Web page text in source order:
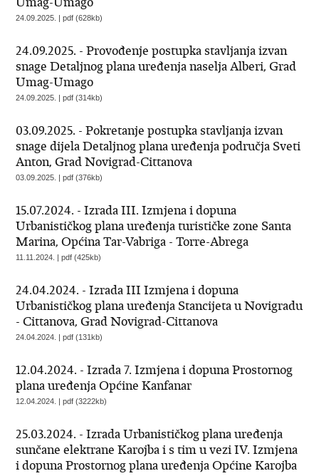
24.09.2025. | pdf (628kb)
24.09.2025. - Provođenje postupka stavljanja izvan
snage Detaljnog plana uređenja naselja Alberi, Grad
Umag-Umago
24.09.2025. | pdf (314kb)
03.09.2025. - Pokretanje postupka stavljanja izvan
snage dijela Detaljnog plana uređenja područja Sveti
Anton, Grad Novigrad-Cittanova
03.09.2025. | pdf (376kb)
15.07.2024. - Izrada III. Izmjena i dopuna
Urbanističkog plana uređenja turističke zone Santa
Marina, Općina Tar-Vabriga - Torre-Abrega
11.11.2024. | pdf (425kb)
24.04.2024. - Izrada III Izmjena i dopuna
Urbanističkog plana uređenja Stancijeta u Novigradu
- Cittanova, Grad Novigrad-Cittanova
24.04.2024. | pdf (131kb)
12.04.2024. - Izrada 7. Izmjena i dopuna Prostornog
plana uređenja Općine Kanfanar
12.04.2024. | pdf (3222kb)
25.03.2024. - Izrada Urbanističkog plana uređenja
sunčane elektrane Karojba i s tim u vezi IV. Izmjena
i dopuna Prostornog plana uređenja Općine Karojba